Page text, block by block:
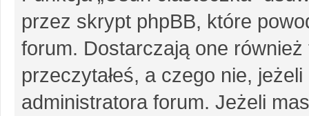
przez skrypt phpBB, które
forum. Dostarczają one
przeczytałeś, a czego nie,
administratora forum. Jeżeli